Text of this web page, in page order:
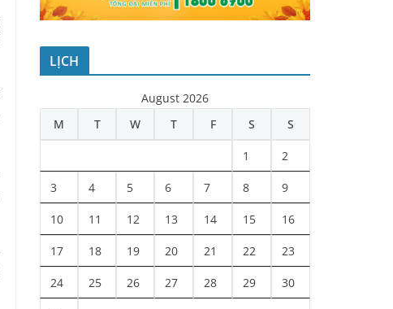
LỊCH
August 2026
M
T W T F S S
1 2
3 4 5 6 7 8 9
10 11 12 13 14 15 16
17 18 19 20 21 22 23
24 25 26 27 28 29 30